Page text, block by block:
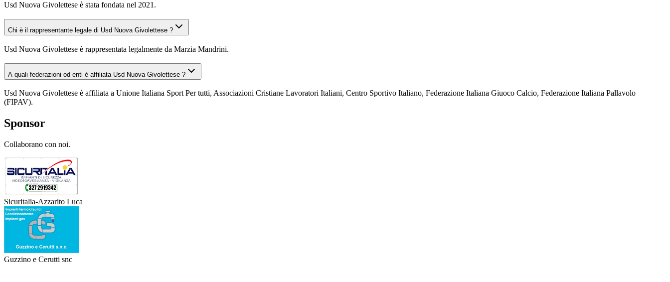
Usd Nuova Givolettese è stata fondata nel 2021.
Chi è il rappresentante legale di Usd Nuova Givolettese ?
Usd Nuova Givolettese è rappresentata legalmente da Marzia Mandrini.
A quali federazioni od enti è affiliata Usd Nuova Givolettese ?
Usd Nuova Givolettese è affiliata a Unione Italiana Sport Per tutti, Associazioni Cristiane Lavoratori Italiani, Centro Sportivo Italiano, Federazione Italiana Giuoco Calcio, Federazione Italiana Pallavolo
(FIPAV).
Sponsor
Collaborano con noi.
Sicuritalia-Azzarito Luca
Guzzino e Cerutti snc